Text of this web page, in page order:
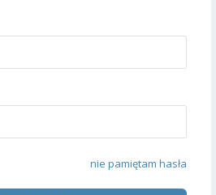
nie pamiętam hasła